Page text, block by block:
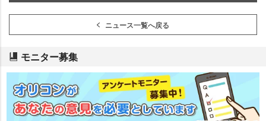
ニュース一覧へ戻る
モニター募集